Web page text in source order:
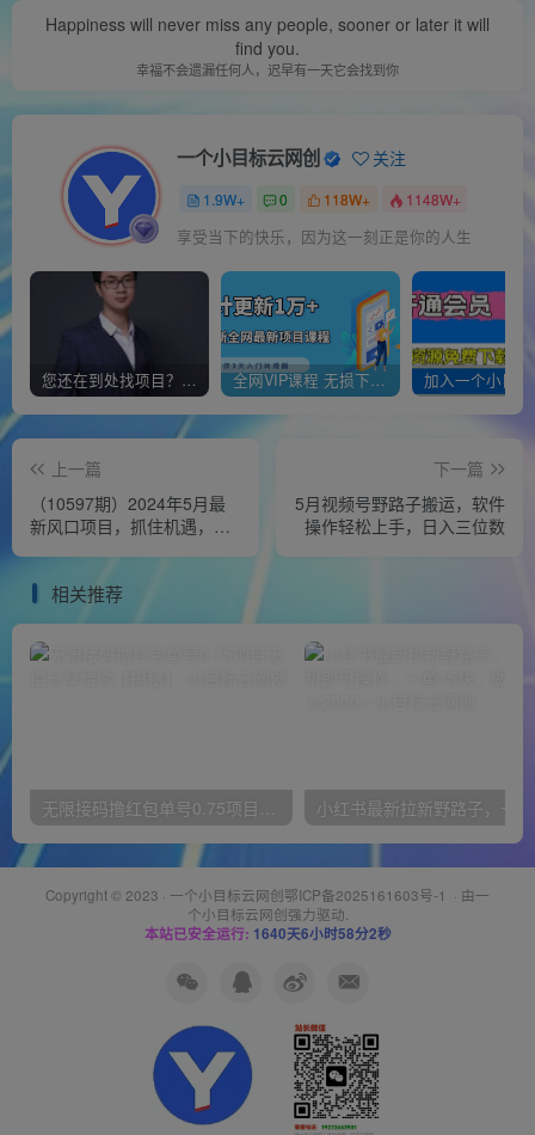
Happiness will never miss any people, sooner or later it will
find you.
幸福不会遗漏任何人，迟早有一天它会找到你
一个小目标云网创 关注
1.9W+ 0 118W+ 1148W+
享受当下的快乐，因为这一刻正是你的人生
您还在到处找项目？还在当韭菜？我靠经营“一个小目标网创商城”年入百W+，曾经我也负债累累! 全网VIP课程 无损下载~
上一篇
（10597期）2024年5月最
新风口项目，抓住机遇，迎
下一篇
5月视频号野路子搬运，软件
操作轻松上手，日入三位数
相关推荐
Copyright © 2023 · 一个小目标云网创鄂ICP备2025161603号-1 · 由一
个小目标云网创强力驱动.
本站已安全运行: 1640天6小时58分2秒